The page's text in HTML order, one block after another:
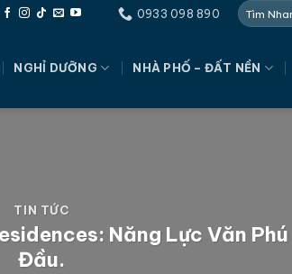
0933 098 890
NGHỈ DƯỠNG NHÀ PHỐ – ĐẤT NỀN
TIN TỨC
Năng Lực Văn
Đầu.